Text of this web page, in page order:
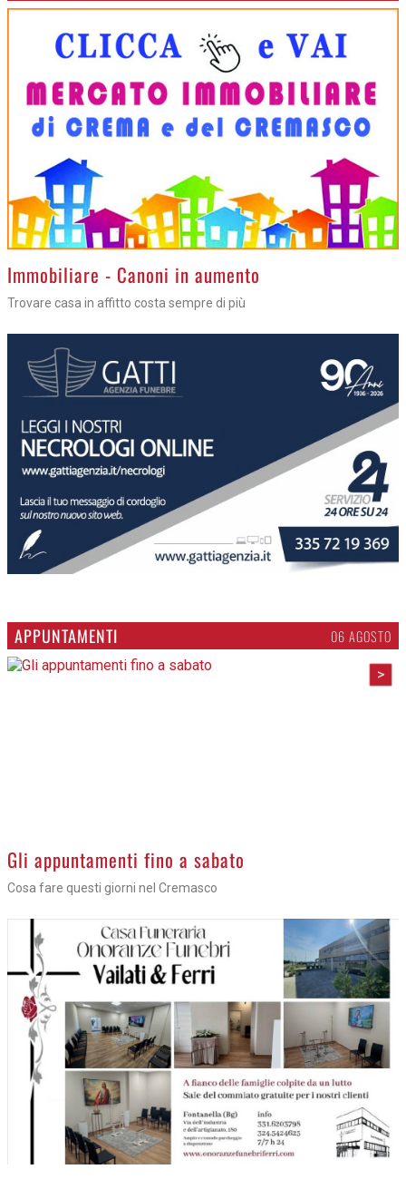
>Immobiliare - Canoni in aumento
Trovare casa in affitto costa sempre di più
APPUNTAMENTI 06 AGOSTO
>
Gli appuntamenti fino a sabato
Cosa fare questi giorni nel Cremasco